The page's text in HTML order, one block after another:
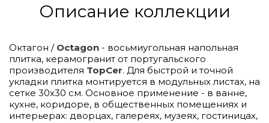
Описание коллекции
Октагон / Octagon - восьмиугольная напольная
плитка, керамогранит от португальского
производителя TopCer. Для быстрой и точной
укладки плитка монтируется в модульных листах, на
сетке 30х30 см. Основное применение - в ванне,
кухне, коридоре, в общественных помещениях и
интерьерах: дворцах, галереях, музеях, гостиницах,